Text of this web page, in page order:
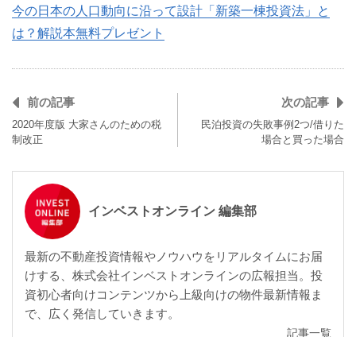
今の日本の人口動向に沿って設計「新築一棟投資法」と
は？解説本無料プレゼント
前の記事
2020年度版 大家さんのための税
制改正
次の記事
民泊投資の失敗事例2つ/借りた
場合と買った場合
インベストオンライン 編集部
最新の不動産投資情報やノウハウをリアルタイムにお届
けする、株式会社インベストオンラインの広報担当。投
資初心者向けコンテンツから上級向けの物件最新情報ま
で、広く発信していきます。
記事一覧